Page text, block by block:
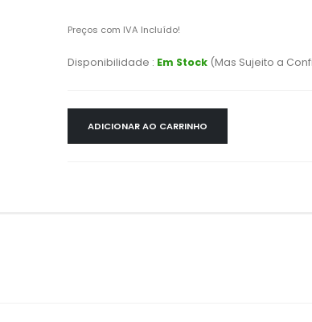
Preços com IVA Incluído!
Disponibilidade : Em Stock (Mas Sujeito a
ADICIONAR AO CARRINHO